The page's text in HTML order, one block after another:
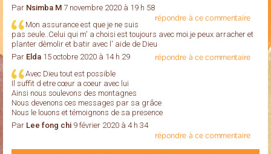
Par Nsimba M 7 novembre 2020 à 19 h 58
répondre à ce commentaire
Mon assurance est que je ne suis
pas seule..Celui qui m' a choisi est toujours avec moi.je peux arracher et
planter dèmolir et batir avec l' aide de Dieu
Par Elda 15 octobre 2020 à 14 h 29 répondre à ce commentaire
Avec Dieu tout est possible
Il suffit d etre cœur a coeur avec lui
Ainsi nous soulevons des montagnes
Nous devenons ces messages par sa grâce
Nous le louons et témoignons de sa presence
Par Lee fong chi 9 février 2020 à 4 h 34
répondre à ce commentaire